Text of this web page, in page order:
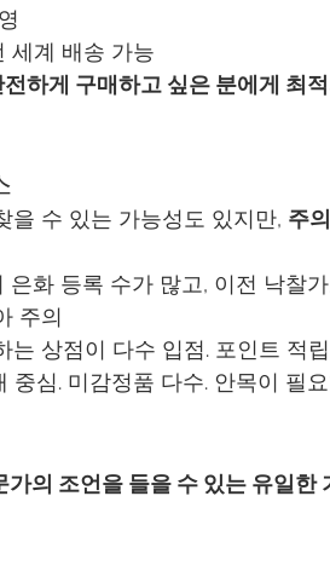
세계 배송 가능
하게 구매하고 싶은 분에게 최
을 수 있는 가능성도 있지만, 주
은화 등록 수가 많고, 이전 낙찰가
주의
는 상점이 다수 입점. 포인트 적
중심. 미감정품 다수. 안목이 필
의 조언을 들을 수 있는 유일한